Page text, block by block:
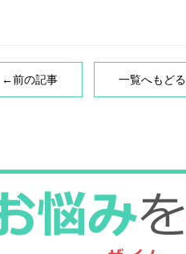
←前の記事 一覧へもどる